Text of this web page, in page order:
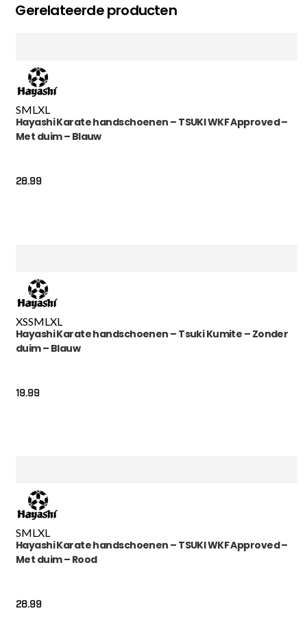
Gerelateerde producten
SMLXL
Hayashi Karate handschoenen – TSUKI WKF Approved –
Met duim – Blauw
28.99
XSSML XL
Hayashi Karate handschoenen – Tsuki Kumite – Zonder
duim – Blauw
19.99
SMLXL
Hayashi Karate handschoenen – TSUKI WKF Approved –
Met duim – Rood
28.99